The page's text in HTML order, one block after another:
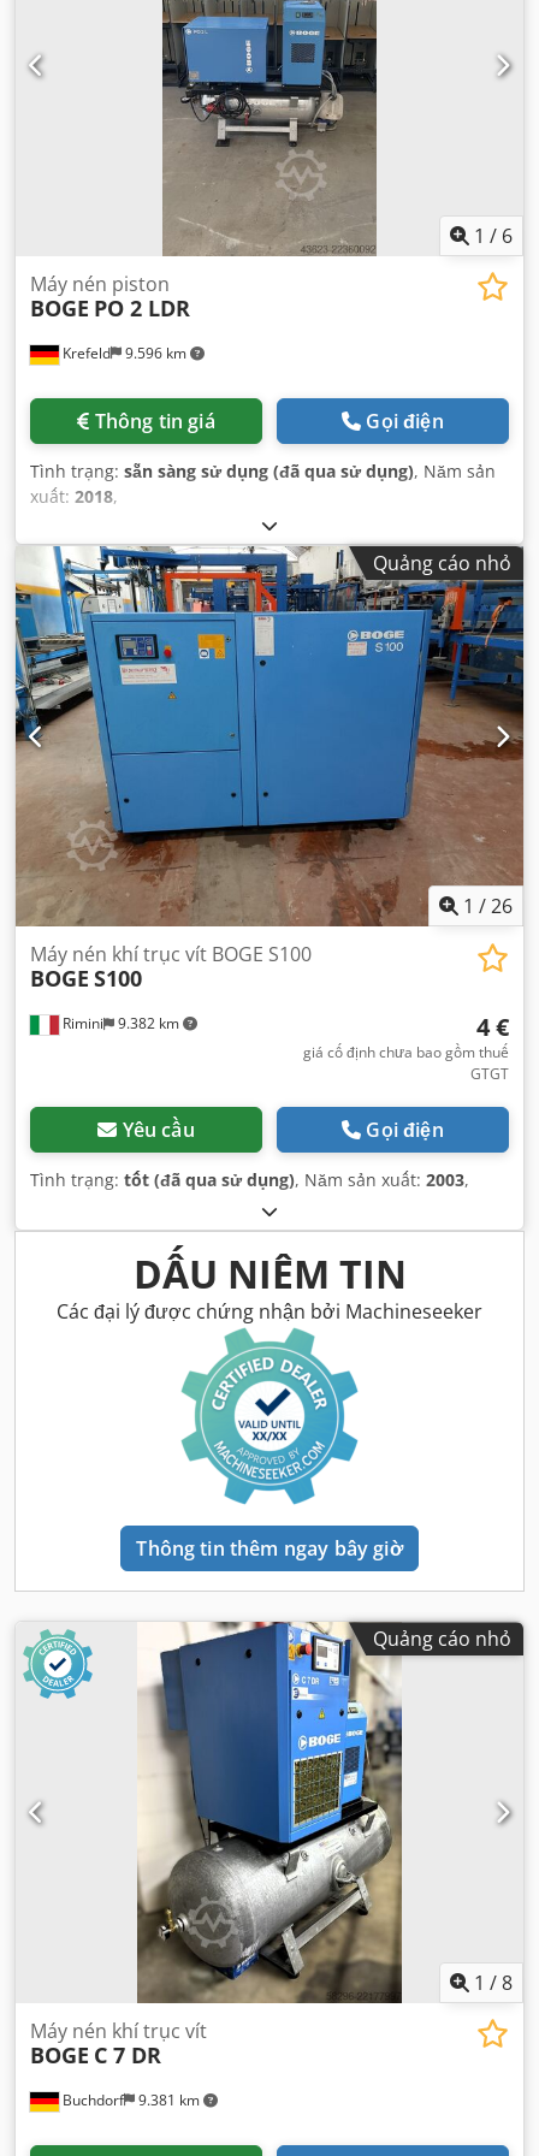
1 / 6
Krefeld 9.596 km
Máy nén piston
BOGE PO 2 LDR
Thông tin giá Gọi điện
Tình trạng: sẵn sàng sử dụng (đã qua sử dụng), Năm sản
xuất: 2018,
Quảng cáo nhỏ
1 /26
Rimini 9.382 km
Máy nén khí trục vít BOGE S100
BOGE S100
4 €
giá cố định chưa bao gồm thuế
GTGT
Yêu cầu Gọi điện
Tình trạng: tốt (đã qua sử dụng), Năm sản xuất: 2003,
DẤU NIÊM TIN
Các đại lý được chứng nhận bởi Machineseeker
Thông tin thêm ngay bây giờ
Quảng cáo nhỏ
1 /8
Buchdorf 9.381 km
Máy nén khí trục vít
BOGE C 7 DR